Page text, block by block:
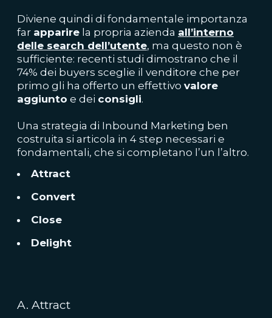
Diviene quindi di fondamentale importanza
far apparire la propria azienda all’interno
delle search dell’utente, ma questo non è
sufficiente: recenti studi dimostrano che il
74% dei buyers sceglie il venditore che per
primo gli ha offerto un effettivo valore
aggiunto e dei consigli.
Una strategia di Inbound Marketing ben
costruita si articola in 4 step necessari e
fondamentali, che si completano l’un l’altro.
Attract
Convert
Close
Delight
A. Attract